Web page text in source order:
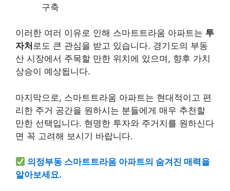
구축
이러한 여러 이유로 인해 스마트트라움 아파트는 투
자처 로도 큰 관심을 받고 있습니다. 경기도의 부동
산 시장에서 주목할 만한 위치에 있으며, 향후 가치
상승이 예상됩니다.
마지막으로, 스마트트라움 아파트는 현대적이고 편
리한 주거 공간을 원하시는 분들에게 매우 추천할
만한 선택입니다. 현명한 투자와 주거지를 원하신다
면 꼭 고려해 보시기 바랍니다.
의정부동 스마트트라움 아파트의 숨겨진 매력을
알아보세요.